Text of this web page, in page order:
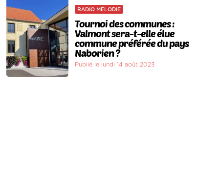
RADIO MÉLODIE
Tournoi des communes :
Valmont sera-t-elle élue
commune préférée du pays
Naborien ?
Publié le lundi 14 août 2023